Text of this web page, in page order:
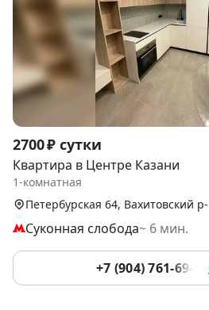
Item
1
of
2700 ₽ сутки
Квартира в Центре Казани
1-комнатная
Петербурская 64, Вахитовский
Суконная слобода~ 6 мин.
+7 (904) 761-69-19